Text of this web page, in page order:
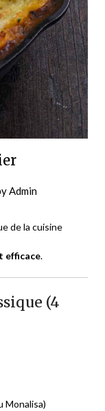
Admin
de la cuisine
efficace.
(4
Monalisa)